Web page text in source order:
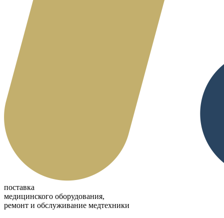
поставка
медицинского оборудования,
ремонт и обслуживание медтехники